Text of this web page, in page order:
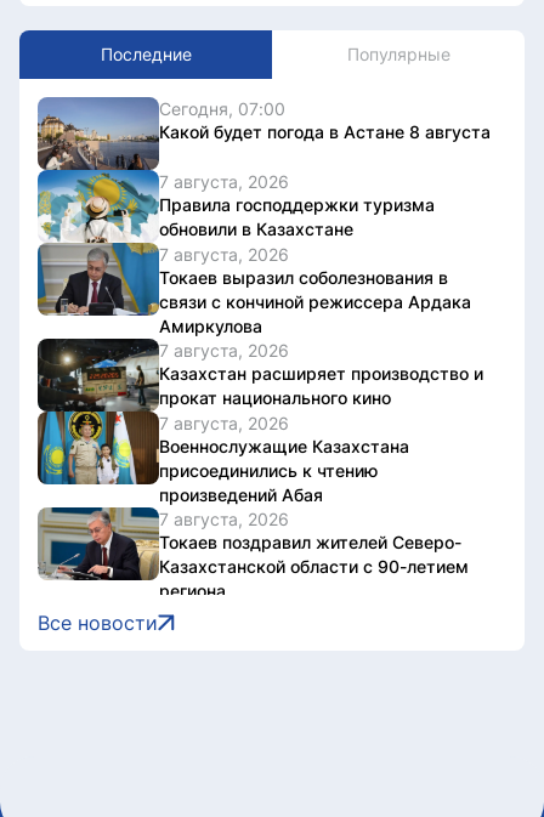
Последние Популярные
Сегодня, 07:00
Какой будет погода в Астане 8 августа
7 августа, 2026
Правила господдержки туризма
обновили в Казахстане
7 августа, 2026
Токаев выразил соболезнования в
связи с кончиной режиссера Ардака
Амиркулова
7 августа, 2026
Казахстан расширяет производство и
прокат национального кино
7 августа, 2026
Военнослужащие Казахстана
присоединились к чтению
произведений Абая
7 августа, 2026
Токаев поздравил жителей Северо-
Казахстанской области с 90-летием
региона
7 августа, 2026
Документы об ученых званиях будут
Все новости